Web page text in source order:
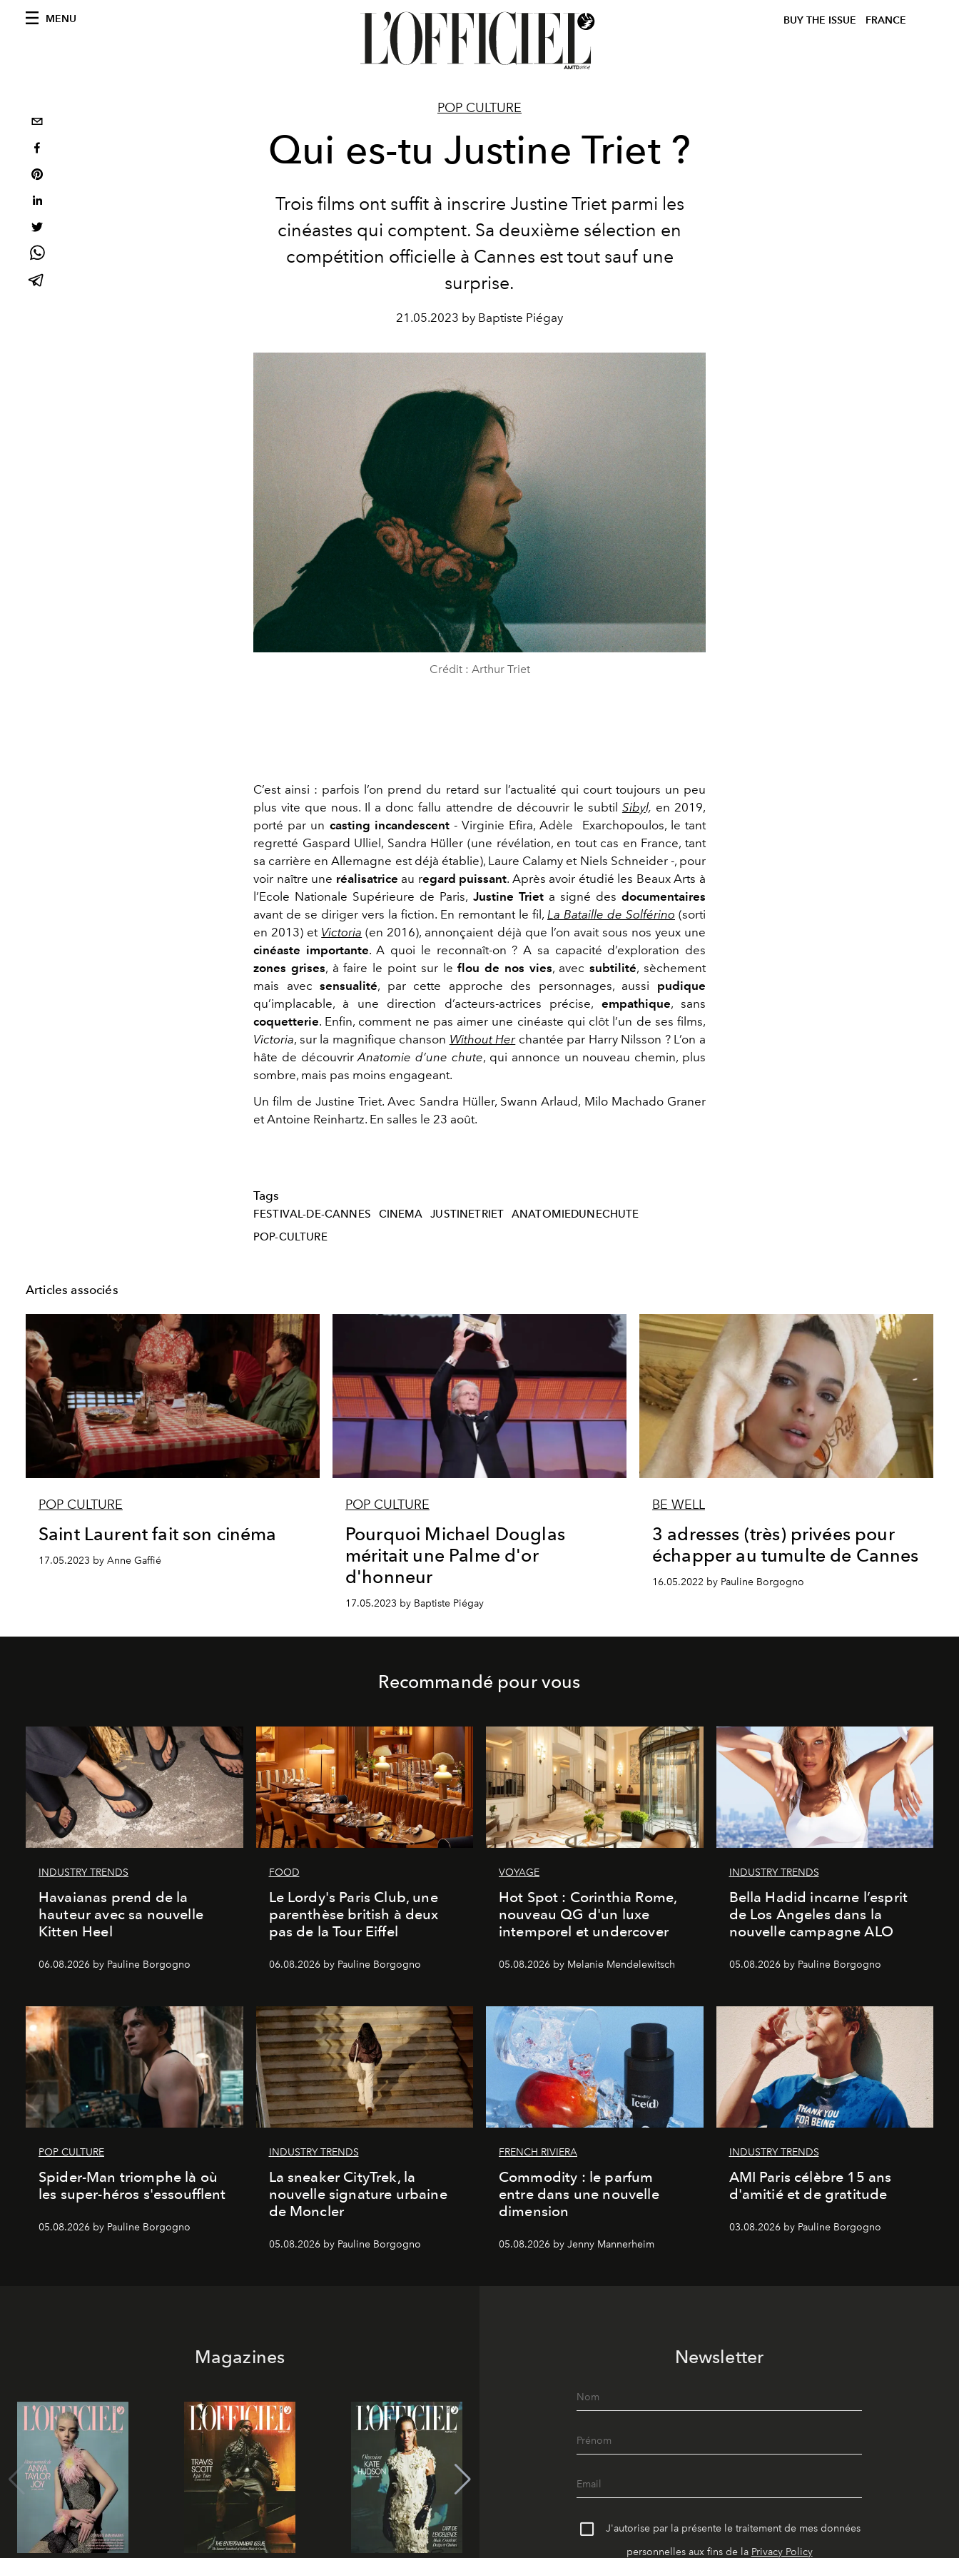
MENU BUY THE ISSUE FRANCE
POP CULTURE
Qui es-tu Justine Triet ?
Trois films ont suffit à inscrire Justine Triet parmi les
cinéastes qui comptent. Sa deuxième sélection en
compétition officielle à Cannes est tout sauf une
surprise.
21.05.2023 by Baptiste Piégay
Crédit : Arthur Triet
C’est ainsi : parfois l’on prend du retard sur l’actualité qui court toujours un peu
plus vite que nous. Il a donc fallu attendre de découvrir le subtil Sibyl, en 2019,
porté par un casting incandescent - Virginie Efira, Adèle
Exarchopoulos, le tant
regretté Gaspard Ulliel, Sandra Hüller (une révélation, en tout cas en France, tant
sa carrière en Allemagne est déjà établie), Laure Calamy et Niels Schneider -, pour
voir naître une réalisatrice au regard puissant. Après avoir étudié les Beaux Arts à
l’Ecole Nationale Supérieure de Paris, Justine Triet a signé desdocumentaires
avant de se diriger vers la fiction. En remontant le fil, La Bataille de Solférino (sorti
en 2013) et Victoria (en 2016), annonçaient déjà que l’on avait sous nos yeux une
cinéaste importante. A quoi le reconnaît-on ? A sa capacité d’exploration des
zones grises, à faire le point sur le flou de nos vies, avecsubtilité, sèchement
mais avecsensualité, par cette approche des personnages, aussi pudique
qu’implacable, à une direction d’acteurs-actrices précise, empathique, sans
coquetterie. Enfin, comment ne pas aimer une cinéaste qui clôt l’un de ses films,
Victoria, sur la magnifique chanson Without Herchantée par Harry Nilsson ? L’on a
hâte de découvrirAnatomie d’une chute, qui annonce un nouveau chemin, plus
sombre, mais pas moins engageant.
Un film de Justine Triet. Avec Sandra Hüller, Swann Arlaud, Milo Machado Graner
et Antoine Reinhartz. En salles le 23 août.
Tags
FESTIVAL-DE-CANNES CINEMA JUSTINETRIET
ANATOMIEDUNECHUTE
POP-CULTURE
Articles associés
POP CULTURE
Saint Laurent fait son cinéma
17.05.2023 by Anne Gaffié
POP CULTURE
Pourquoi Michael Douglas
méritait une Palme d'or
d'honneur
17.05.2023 by Baptiste Piégay
BE WELL
3 adresses (très) privées pour
échapper au tumulte de Cannes
16.05.2022 by Pauline Borgogno
Recommandé pour vous
INDUSTRY TRENDS
Havaianas prend de la
hauteur avec sa nouvelle
Kitten Heel
06.08.2026 by Pauline Borgogno
FOOD
Le Lordy's Paris Club, une
parenthèse british à deux
pas de la Tour Eiffel
06.08.2026 by Pauline Borgogno
VOYAGE
Hot Spot : Corinthia Rome,
nouveau QG d'un luxe
intemporel et undercover
05.08.2026 by Melanie Mendelewitsch
INDUSTRY TRENDS
Bella Hadid incarne l’esprit
de Los Angeles dans la
nouvelle campagne ALO
05.08.2026 by Pauline Borgogno
POP CULTURE
Spider-Man triomphe là où
les super-héros s'essoufflent
05.08.2026 by Pauline Borgogno
INDUSTRY TRENDS
La sneaker CityTrek, la
nouvelle signature urbaine
de Moncler
05.08.2026 by Pauline Borgogno
FRENCH RIVIERA
Commodity : le parfum
entre dans une nouvelle
dimension
05.08.2026 by Jenny Mannerheim
INDUSTRY TRENDS
AMI Paris célèbre 15 ans
d'amitié et de gratitude
03.08.2026 by Pauline Borgogno
Magazines Newsletter
J'autorise par la présente le traitement de mes données
personnelles aux fins de la Privacy Policy